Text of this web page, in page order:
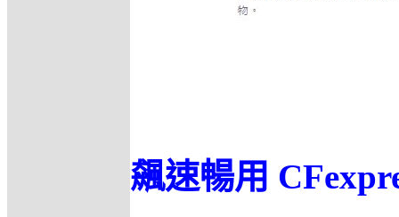
飆速暢用